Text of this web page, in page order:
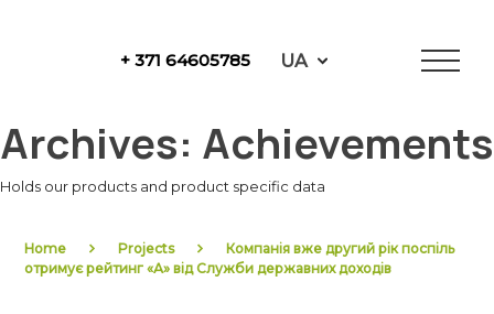
+ 371 64605785 UA
Archives: Achievements
Holds our products and product specific data
Home Projects
Компанія вже другий рік поспіль
отримує рейтинг «А» від Служби державних доходів